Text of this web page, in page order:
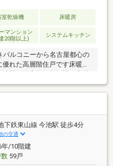
専有面積：72.38㎡(トランク
/無償)
室乾燥機 床暖房
マンション
20階以上)
システムキッチン
バルコニーから名古屋都心の
れた高層階住戸です床暖
洗機・浴室換気乾燥機を完備
める設備が揃っています共
あるエントランスを完備
ランドの品質が随所に感じ
・青果専門スーパー「タチ
でも質の高い食材が揃います
業）が徒歩圏内にあり、日
リアの大型商業施設（松坂
徒歩圏内で、ショッピング
下鉄東山線 今池駅 徒歩4分
の交通
年/10階建
59戸